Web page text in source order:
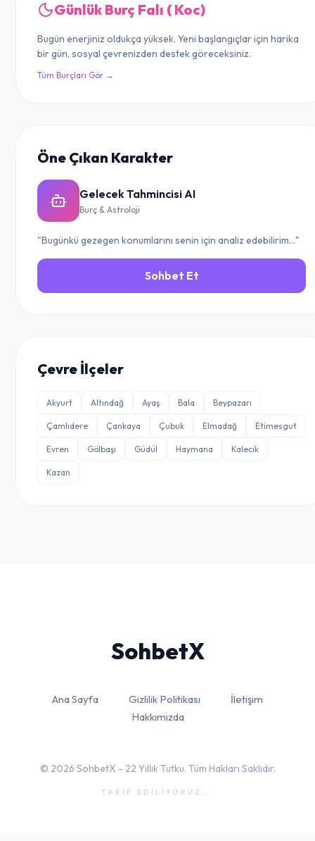
Günlük Burç Falı ( Koc)
Bugün enerjiniz oldukça yüksek. Yeni başlangıçlar için harika
bir gün, sosyal çevrenizden destek göreceksiniz.
Tüm Burçları Gör →
Öne Çıkan Karakter
Gelecek Tahmincisi AI
Burç & Astroloji
"Bugünkü gezegen konumlarını senin için analiz edebilirim..."
Sohbet Et
Çevre İlçeler
Akyurt Altındağ Ayaş Bala Beypazarı
Çamlıdere Çankaya Çubuk Elmadağ Etimesgut
Evren Gölbaşı Güdül Haymana Kalecik
Kazan
SohbetX
Ana Sayfa Gizlilik Politikası
İletişim
Hakkımızda
© 2026 SohbetX - 22 Yıllık Tutku. Tüm Hakları Saklıdır.
TAKİP EDİLİYORUZ...